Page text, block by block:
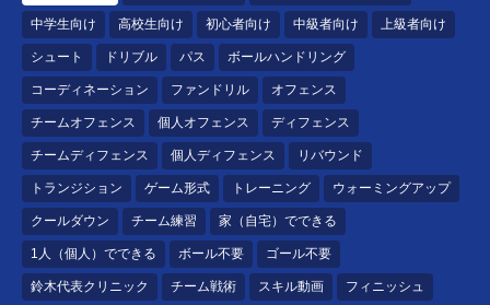
中学生向け 高校生向け 初心者向け 中級者向け 上級者向け
シュート ドリブル パス ボールハンドリング
コーディネーション ファンドリル オフェンス
チームオフェンス 個人オフェンス ディフェンス
チームディフェンス 個人ディフェンス リバウンド
トランジション ゲーム形式 トレーニング ウォーミングアップ
クールダウン チーム練習 家（自宅）でできる
1人（個人）でできる ボール不要 ゴール不要
鈴木代表クリニック チーム戦術 スキル動画 フィニッシュ